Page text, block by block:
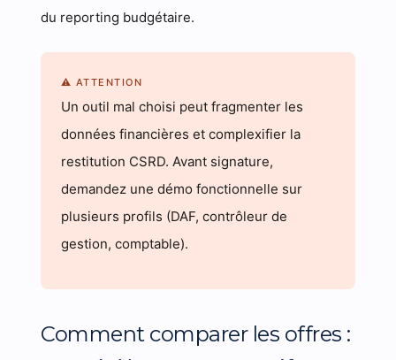
du reporting budgétaire.
⚠ ATTENTION
Un outil mal choisi peut fragmenter les
données financières et complexifier la
restitution CSRD. Avant signature,
demandez une démo fonctionnelle sur
plusieurs profils (DAF, contrôleur de
gestion, comptable).
Comment comparer les offres :